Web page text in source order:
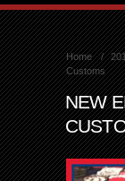
Home
Customs
NEW